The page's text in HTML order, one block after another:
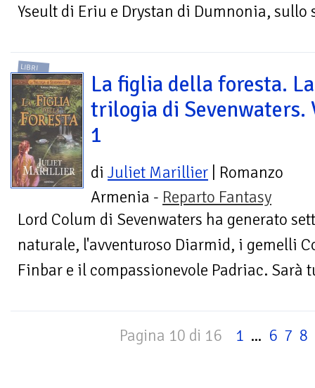
Yseult di Eriu e Drystan di Dumnonia,
LIBRI
La figlia della foresta. La
trilogia di Sevenwaters.
1
di Juliet Marillier | Romanzo
Armenia - Reparto Fantasy
Lord Colum di Sevenwaters ha generato
naturale, l'avventuroso Diarmid, i gemelli
Finbar e il compassionevole Padriac. Sarà
Pagina 10 di 16 1 ... 6 7 8